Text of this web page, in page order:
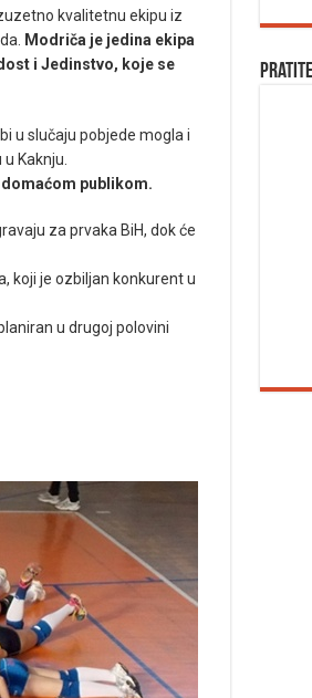
kvalitetnu ekipu iz
Modriča je jedina ekipa
i Jedinstvo, koje se
u slučaju pobjede mogla i
Kaknju.
publikom.
za prvaka BiH, dok će
koji je ozbiljan konkurent u
u drugoj polovini